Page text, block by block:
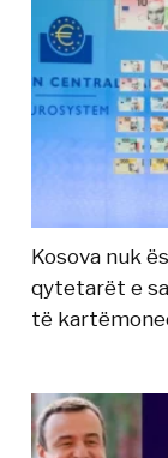
Kosova nuk
qytetarët e
të